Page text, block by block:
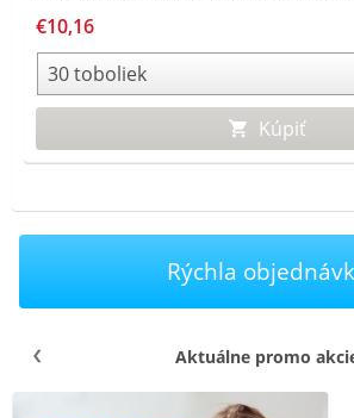
je obohatený o fruktooligosacharidy a
od 3 rokov a dospelých.
€10,16
Kúpiť
Rýchla
Aktuálne promo